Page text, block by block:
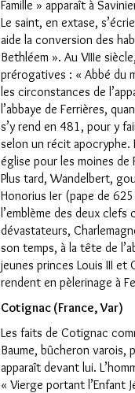
Famille » apparaît à
Le saint, en extase,
aide la conversion des
Bethléem ». Au VIIIe
prérogatives : « Abbé du
les circonstances de
l’abbaye de Ferrières,
s’y rend en 481, pour y
selon un récit apocryphe.
église pour les moines de
Plus tard, Wandelbert,
Honorius Ier (pape de
l’emblème des deux clefs
dévastateurs,
son temps, à la tête de
jeunes princes Louis III et
rendent en pèlerinage à
Cotignac (France, Var)
Les faits de Cotignac
Baume, bûcheron varois,
apparaît devant lui.
« Vierge portant l’Enfant